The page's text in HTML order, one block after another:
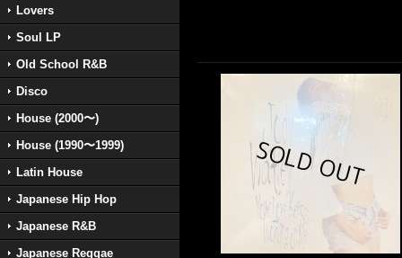
Lovers
Soul LP
Old School R&B
Disco
House (2000〜)
House (1990〜1999)
Latin House
Japanese Hip Hop
Japanese R&B
Japanese Reggae